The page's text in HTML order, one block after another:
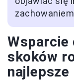
Wsparcie
skoków